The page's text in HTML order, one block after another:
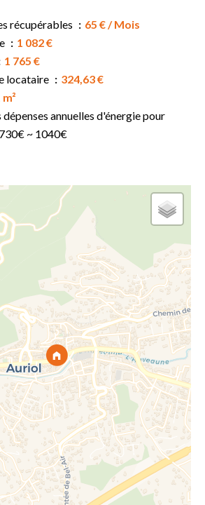
récupérables
65 € / Mois
1 082 €
1 765 €
locataire
324,63 €
annuelles d'énergie pour
~ 1040€